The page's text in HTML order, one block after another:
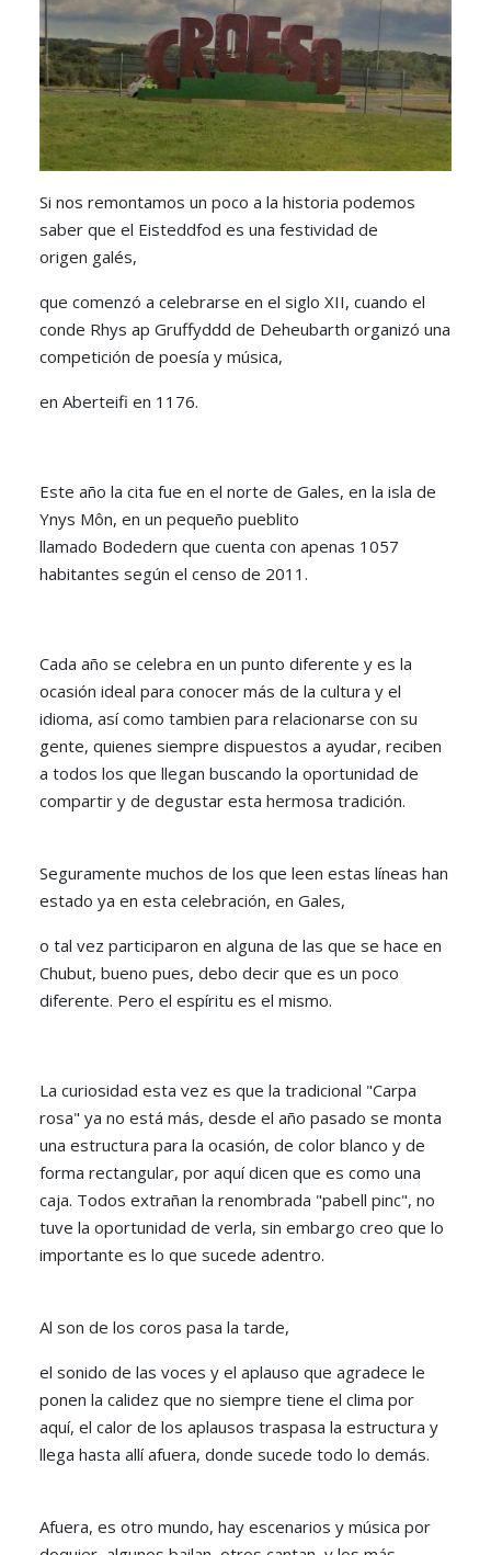
Si nos remontamos un poco a la historia podemos
saber que el Eisteddfod es una festividad de
origen galés,
que comenzó a celebrarse en el siglo XII, cuando el
conde Rhys ap Gruffyddd de Deheubarth organizó una
competición de poesía y música,
en Aberteifi en 1176.
Este año la cita fue en el norte de Gales, en la isla de
Ynys Môn, en un pequeño pueblito
llamado Bodedern que cuenta con apenas 1057
habitantes según el censo de 2011.
Cada año se celebra en un punto diferente y es la
ocasión ideal para conocer más de la cultura y el
idioma, así como tambien para relacionarse con su
gente, quienes siempre dispuestos a ayudar, reciben
a todos los que llegan buscando la oportunidad de
compartir y de degustar esta hermosa tradición.
Seguramente muchos de los que leen estas líneas han
estado ya en esta celebración, en Gales,
o tal vez participaron en alguna de las que se hace en
Chubut, bueno pues, debo decir que es un poco
diferente. Pero el espíritu es el mismo.
La curiosidad esta vez es que la tradicional "Carpa
rosa" ya no está más, desde el año pasado se monta
una estructura para la ocasión, de color blanco y de
forma rectangular, por aquí dicen que es como una
caja. Todos extrañan la renombrada "pabell pinc", no
tuve la oportunidad de verla, sin embargo creo que lo
importante es lo que sucede adentro.
Al son de los coros pasa la tarde,
el sonido de las voces y el aplauso que agradece le
ponen la calidez que no siempre tiene el clima por
aquí, el calor de los aplausos traspasa la estructura y
llega hasta allí afuera, donde sucede todo lo demás.
Afuera, es otro mundo, hay escenarios y música por